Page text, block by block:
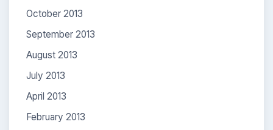
October 2013
September 2013
August 2013
July 2013
April 2013
February 2013